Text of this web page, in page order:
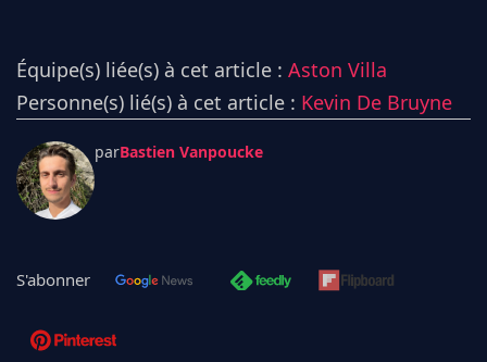
Équipe(s) liée(s) à cet article : Aston Villa
Personne(s) lié(s) à cet article : Kevin De Bruyne
parBastien Vanpoucke
S'abonner